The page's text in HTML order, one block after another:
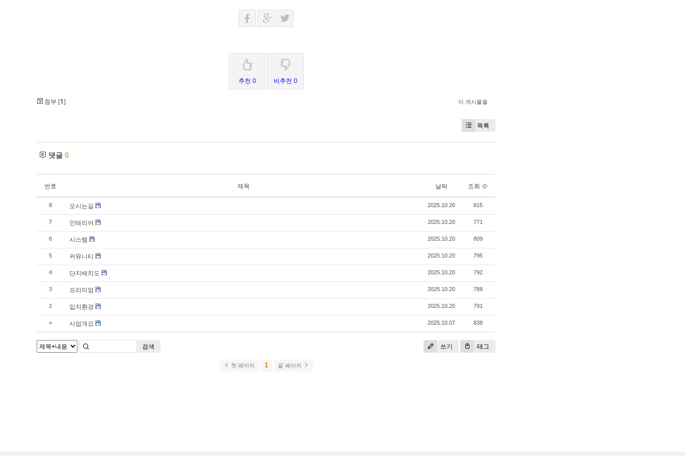
추천 0 비추천 0
첨부 [1] 이 게시물을
목록
댓글 0
번호 제목 날짜 조회 수
8 오시는길 2025.10.20 815
7 인테리어 2025.10.20 771
6 시스템 2025.10.20 809
5 커뮤니티 2025.10.20 795
4 단지배치도 2025.10.20 792
3 프리미엄 2025.10.20 788
2 입지환경 2025.10.20 791
» 사업개요 2025.10.07 838
쓰기 태그
검색
첫 페이지 1 끝 페이지